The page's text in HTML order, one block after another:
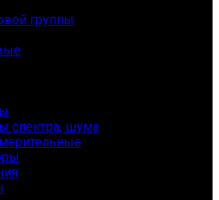
группы
спектра, шума